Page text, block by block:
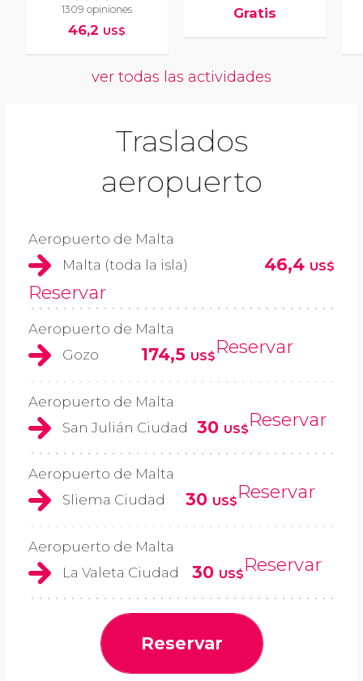
1309 opiniones
46,2 US$
Gratis
ver todas las actividades
Traslados
aeropuerto
Aeropuerto de Malta
Malta (toda la isla)
46,4 US$
Reservar
Aeropuerto de Malta
Gozo
174,5 US$Reservar
Aeropuerto de Malta
San Julián Ciudad
30 US$Reservar
Aeropuerto de Malta
Sliema Ciudad
30 US$Reservar
Aeropuerto de Malta
La Valeta Ciudad
30 US$Reservar
Reservar